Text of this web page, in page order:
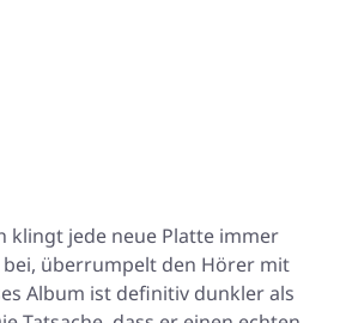
klingt jede neue Platte immer
überrumpelt den Hörer mit
Album ist definitiv dunkler als